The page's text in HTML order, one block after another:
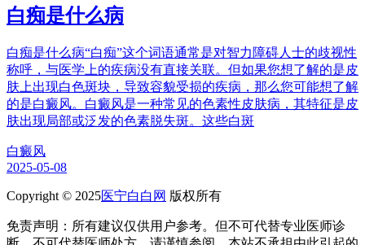
白痴是什么病
白痴是什么病“白痴”这个词语通常是对智力障碍人士的歧视性
称呼，与医学上的疾病没有直接关联。但如果您想了解的是皮
肤上出现白色斑块，导致容貌受损的疾病，那么您可能想了解
的是白癜风。白癜风是一种常见的色素性皮肤病，其特征是皮
肤出现局部或泛发的色素脱失斑。这些白斑
白癜风
2025-05-08
Copyright © 2025医宁白白网 版权所有
免责声明：所有建议仅供用户参考。但不可代替专业医师诊